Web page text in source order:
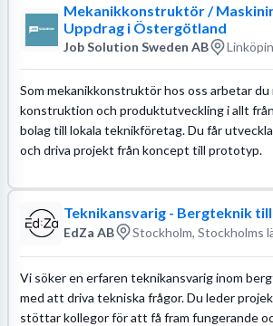
Mekanikkonstruktör /
Uppdrag i Östergötland
Job Solution Sweden AB
Som mekanikkonstruktör hos oss arbetar du
konstruktion och produktutveckling i allt
bolag till lokala teknikföretag. Du får
och driva projekt från koncept till prototyp.
Teknikansvarig - Bergteknik
EdZa AB Stockholm, Stockholms
Vi söker en erfaren teknikansvarig inom
med att driva tekniska frågor. Du leder
stöttar kollegor för att få fram fungerande